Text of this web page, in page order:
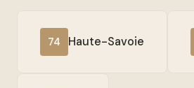
74 Haute-Savoie